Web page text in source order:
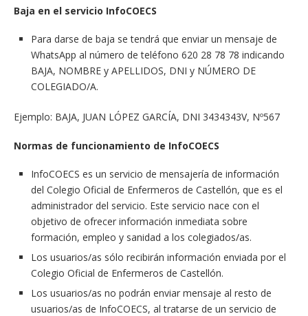
Baja en el servicio InfoCOECS
Para darse de baja se tendrá que enviar un mensaje de
WhatsApp al número de teléfono 620 28 78 78 indicando
BAJA, NOMBRE y APELLIDOS, DNI y NÚMERO DE
COLEGIADO/A.
Ejemplo: BAJA, JUAN LÓPEZ GARCÍA, DNI 3434343V, Nº567
Normas de funcionamiento de InfoCOECS
InfoCOECS es un servicio de mensajería de información
del Colegio Oficial de Enfermeros de Castellón, que es el
administrador del servicio. Este servicio nace con el
objetivo de ofrecer información inmediata sobre
formación, empleo y sanidad a los colegiados/as.
Los usuarios/as sólo recibirán información enviada por el
Colegio Oficial de Enfermeros de Castellón.
Los usuarios/as no podrán enviar mensaje al resto de
usuarios/as de InfoCOECS, al tratarse de un servicio de